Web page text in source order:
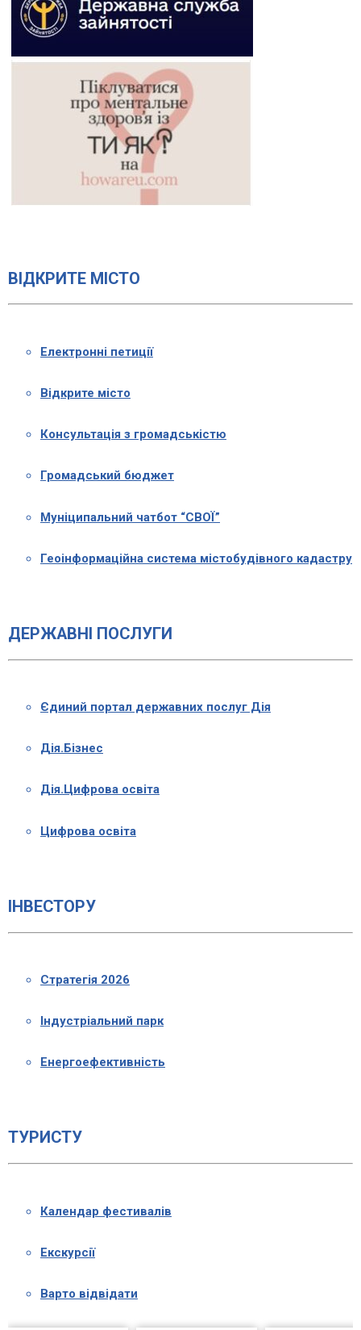
ВІДКРИТЕ МІСТО
Електронні петиції
Відкрите місто
Консультація з громадськістю
Громадський бюджет
Муніципальний чатбот “СВОЇ”
Геоінформаційна система містобудівного кадастру
ДЕРЖАВНІ ПОСЛУГИ
Єдиний портал державних послуг Дія
Дія.Бізнес
Дія.Цифрова освіта
Цифрова освіта
ІНВЕСТОРУ
Стратегія 2026
Індустріальний парк
Енергоефективність
ТУРИСТУ
Календар фестивалів
Екскурсії
Варто відвідати